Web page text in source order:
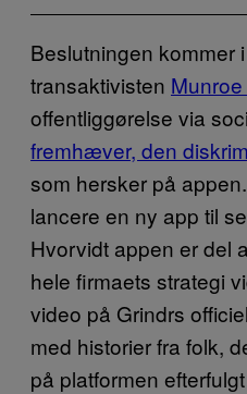
Beslutningen kommer
transaktivisten
offentliggørelse via
fremhæver, den
som hersker på
lancere en ny app til
Hvorvidt appen er del
hele firmaets strategi
video på Grindrs
med historier fra folk,
på platformen